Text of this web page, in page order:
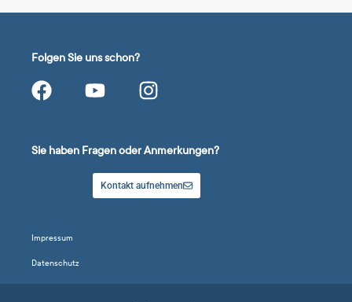
Folgen Sie uns schon?
Sie haben Fragen oder Anmerkungen?
Kontakt aufnehmen
Impressum
Datenschutz